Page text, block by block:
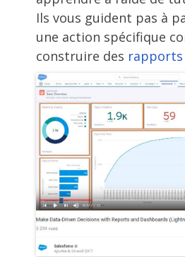
Ils vous guident pas à
une action spécifique
construire des rapports